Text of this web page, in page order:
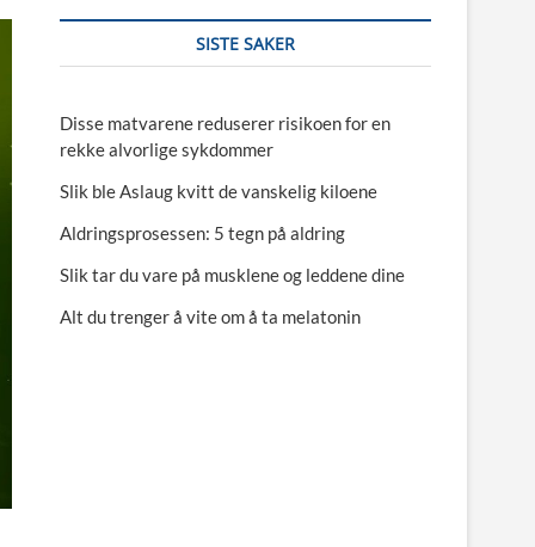
SISTE SAKER
Disse matvarene reduserer risikoen for en
rekke alvorlige sykdommer
Slik ble Aslaug kvitt de vanskelig kiloene
Aldringsprosessen: 5 tegn på aldring
Slik tar du vare på musklene og leddene dine
Alt du trenger å vite om å ta melatonin